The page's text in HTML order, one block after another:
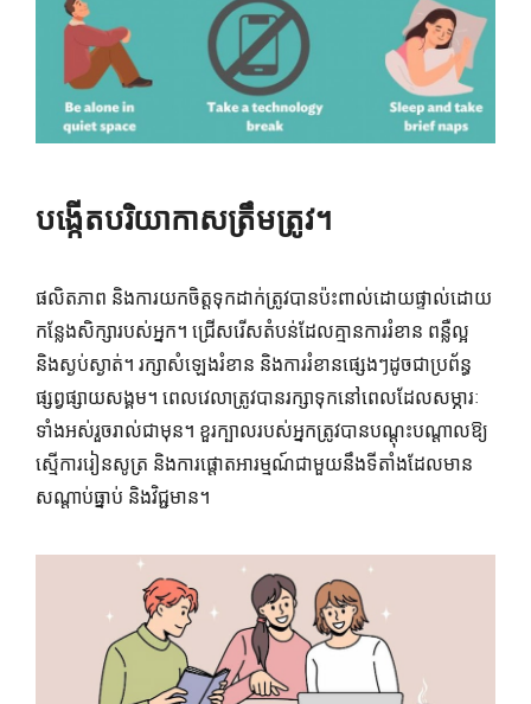
បង្កើតបរិយាកាសត្រឹមត្រូវ។
ផលិតភាព និងការយកចិត្តទុកដាក់ត្រូវបានប៉ះពាល់ដោយផ្ទាល់ដោយ
កន្លែងសិក្សារបស់អ្នក។ ជ្រើសរើសតំបន់ដែលគ្មានការរំខាន ពន្លឺល្អ
និងស្ងប់ស្ងាត់។ រក្សា​សំឡេង​រំខាន និង​ការ​រំខាន​ផ្សេងៗ​ដូចជា​ប្រព័ន្ធ​
ផ្សព្វផ្សាយ​សង្គម​។ ពេលវេលាត្រូវបានរក្សាទុកនៅពេលដែលសម្ភារៈ
ទាំងអស់រួចរាល់ជាមុន។ ខួរក្បាលរបស់អ្នកត្រូវបានបណ្តុះបណ្តាលឱ្យ
ស្មើការរៀនសូត្រ និងការផ្តោតអារម្មណ៍ជាមួយនឹងទីតាំងដែលមាន
សណ្តាប់ធ្នាប់ និងវិជ្ជមាន។